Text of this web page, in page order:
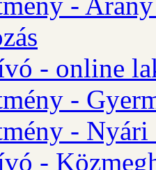
- online
-
- Nyári
-